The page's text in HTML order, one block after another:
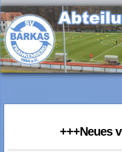
Skip
to
content
SV Barkas
+++Neues